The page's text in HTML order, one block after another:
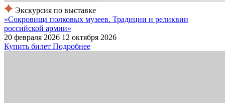
Экскурсия по выставке
«Сокровища полковых музеев. Традиции и реликвии
российской армии»
20 февраля 2026 12 октября 2026
Купить билет Подробнее